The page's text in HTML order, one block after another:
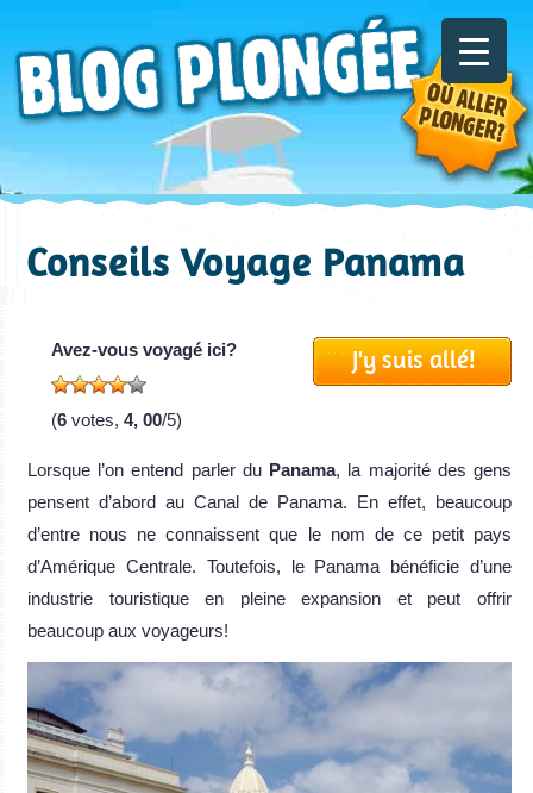
Conseils Voyage Panama
J'y suis allé!
Avez-vous voyagé ici?
(6 votes, 4, 00/5)
Lorsque l’on entend parler du Panama, la majorité des gens
pensent d’abord au Canal de Panama. En effet, beaucoup
d’entre nous ne connaissent que le nom de ce petit pays
d’Amérique Centrale. Toutefois, le Panama bénéficie d’une
industrie touristique en pleine expansion et peut offrir
beaucoup aux voyageurs!